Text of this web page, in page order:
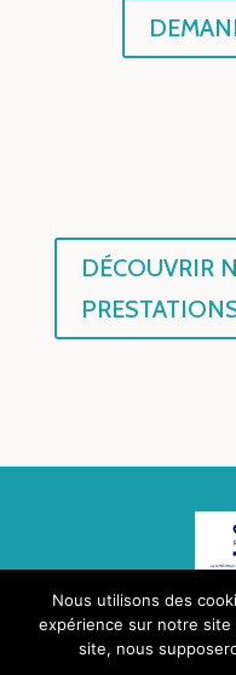
DÉCOUVRIR
Nous utilisons des
expérience sur notre
site, nous